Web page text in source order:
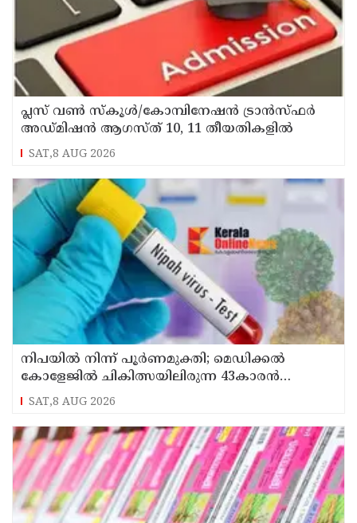
പ്ലസ് വൺ സ്‌കൂൾ/കോമ്പിനേഷൻ ട്രാൻസ്ഫർ
അഡ്മിഷൻ ആഗസ്ത് 10, 11 തീയതികളിൽ
SAT,8 AUG 2026
നിപയിൽ നിന്ന് പൂർണമുക്തി; മെഡിക്കൽ
കോളേജിൽ ചികിത്സയിലിരുന്ന 43കാരൻ
വീട്ടിലേക്ക് മടങ്ങി
SAT,8 AUG 2026